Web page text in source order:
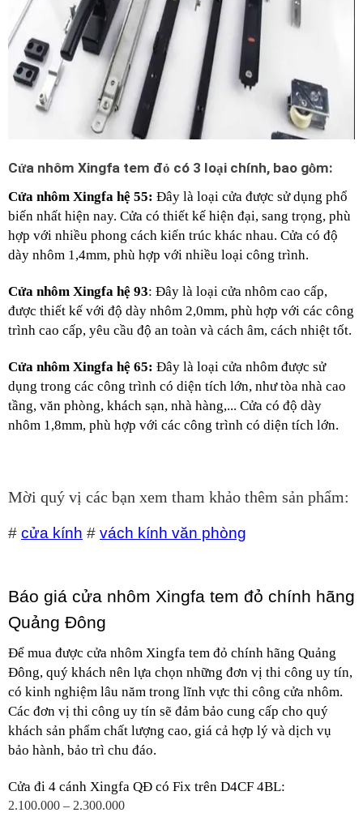
Cửa nhôm Xingfa tem đỏ có 3 loại chính, bao gồm:
Cửa nhôm Xingfa hệ 55: Đây là loại cửa được sử dụng phổ
biến nhất hiện nay. Cửa có thiết kế hiện đại, sang trọng, phù
hợp với nhiều phong cách kiến trúc khác nhau. Cửa có độ
dày nhôm 1,4mm, phù hợp với nhiều loại công trình.
Cửa nhôm Xingfa hệ 93: Đây là loại cửa nhôm cao cấp,
được thiết kế với độ dày nhôm 2,0mm, phù hợp với các công
trình cao cấp, yêu cầu độ an toàn và cách âm, cách nhiệt tốt.
Cửa nhôm Xingfa hệ 65: Đây là loại cửa nhôm được sử
dụng trong các công trình có diện tích lớn, như tòa nhà cao
tầng, văn phòng, khách sạn, nhà hàng,... Cửa có độ dày
nhôm 1,8mm, phù hợp với các công trình có diện tích lớn.
Mời quý vị các bạn xem tham khảo thêm sản phẩm:
# cửa kính # vách kính văn phòng
Báo giá cửa nhôm Xingfa tem đỏ chính hãng
Quảng Đông
Để mua được cửa nhôm Xingfa tem đỏ chính hãng Quảng
Đông, quý khách nên lựa chọn những đơn vị thi công uy tín,
có kinh nghiệm lâu năm trong lĩnh vực thi công cửa nhôm.
Các đơn vị thi công uy tín sẽ đảm bảo cung cấp cho quý
khách sản phẩm chất lượng cao, giá cả hợp lý và dịch vụ
bảo hành, bảo trì chu đáo.
Cửa đi 4 cánh Xingfa QĐ có Fix trên D4CF 4BL:
2.100.000 – 2.300.000